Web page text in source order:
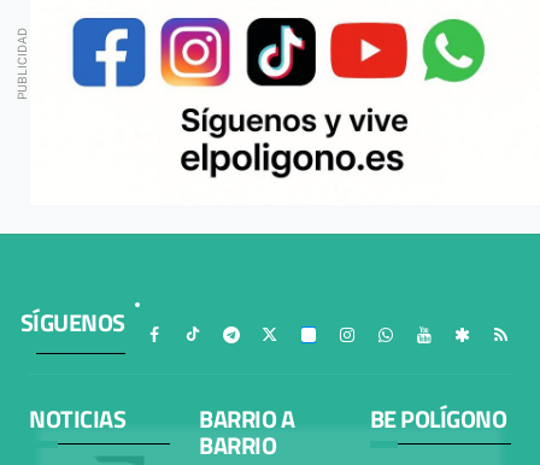
SÍGUENOS
NOTICIAS BARRIO A
BARRIO
BE POLÍGONO